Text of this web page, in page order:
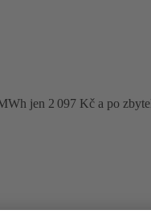
jen 2 097 Kč a po